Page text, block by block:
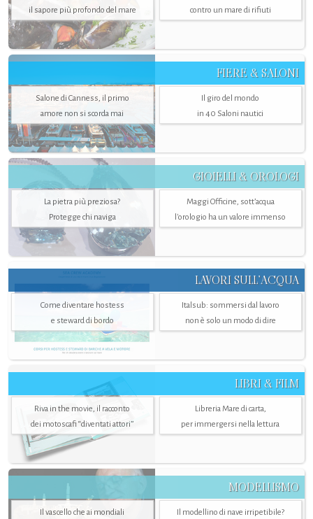
il sapore più profondo del mare
contro un mare di rifiuti
FIERE & SALONI
Salone di Canness, il primo
amore non si scorda mai
Il giro del mondo
in 40 Saloni nautici
GIOIELLI & OROLOGI
La pietra più preziosa?
Protegge chi naviga
Maggi Officine, sott’acqua
l'orologio ha un valore immenso
LAVORI SULL’ACQUA
Come diventare hostess
e steward di bordo
Italsub: sommersi dal lavoro
non è solo un modo di dire
LIBRI & FILM
Riva in the movie, il racconto
dei motoscafi “diventati attori”
Libreria Mare di carta,
per immergersi nella lettura
MODELLISMO
Il vascello che ai mondiali
Il modellino di nave irripetibile?